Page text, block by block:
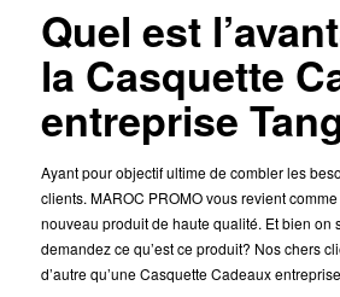
Quel est
la Casquette
entreprise
Ayant pour objectif ultime de combler les
clients. MAROC PROMO vous revient
nouveau produit de haute qualité. Et bien on
demandez ce qu’est ce produit? Nos chers
d’autre qu’une Casquette Cadeaux